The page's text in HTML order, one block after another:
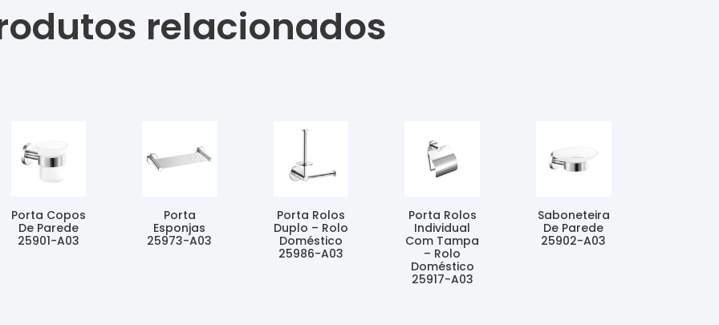
relacionados
Porta Copos
De Parede
25901-A03
Porta
Esponjas
25973-A03
Porta Rolos
Duplo – Rolo
Doméstico
25986-A03
Porta Rolos
Individual
Com Tampa
– Rolo
Doméstico
25917-A03
Saboneteira
De Parede
25902-A03